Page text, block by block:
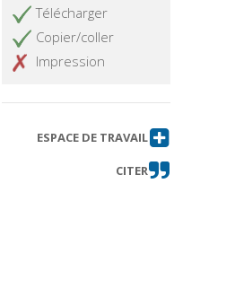
Télécharger
Copier/coller
Impression
ESPACE DE TRAVAIL
CITER